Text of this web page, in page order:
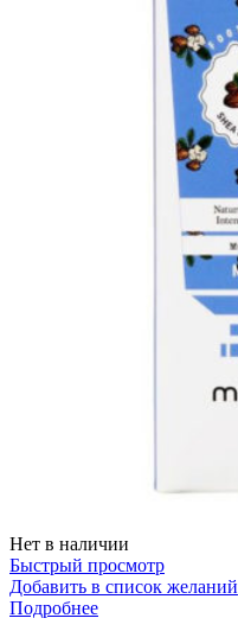
Нет в наличии
Быстрый просмотр
Добавить в список желаний
Подробнее